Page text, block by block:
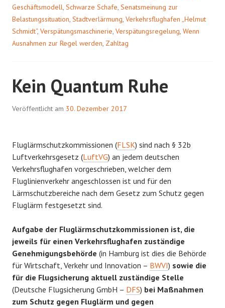
Geschäftsmodell, Schwarze Schafe, Senatsmeinung zur
Belastungssituation, Stadtverlärmung, Verkehrsflughafen „Helmut
Schmidt“, Verspätungsmaschinerie, Verspätungsregelung, Wenn
Ausnahmen zur Regel werden, Zahltag
Kein Quantum Ruhe
Veröffentlicht am 30. Dezember 2017
Fluglärmschutzkommissionen (FLSK) sind nach § 32b
Luftverkehrsgesetz (LuftVG) an jedem deutschen
Verkehrsflughafen vorgeschrieben, welcher dem
Fluglinienverkehr angeschlossen ist und für den
Lärmschutzbereiche nach dem Gesetz zum Schutz gegen
Fluglärm festgesetzt sind.
Aufgabe der Fluglärmschutzkommissionen ist, die
jeweils für einen Verkehrsflughafen zuständige
Genehmigungsbehörde (in Hamburg ist dies die Behörde
für Wirtschaft, Verkehr und Innovation – BWVI) sowie die
für die Flugsicherung aktuell zuständige Stelle
(Deutsche Flugsicherung GmbH – DFS) bei Maßnahmen
zum Schutz gegen Fluglärm und gegen